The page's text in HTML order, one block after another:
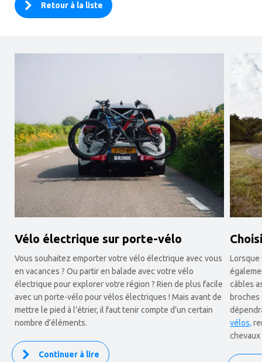
Retour à la liste
Vélo électrique sur porte-vélo
Vous souhaitez emporter votre vélo électrique avec vous
en vacances ? Ou partir en balade avec votre vélo
électrique pour explorer votre région ? Rien de plus facile
avec un porte-vélo pour vélos électriques ! Mais avant de
mettre le pied à l’étrier, il faut tenir compte d’un certain
nombre d’éléments.
Continuer à lire
câbles
broches
vélos,
chevaux